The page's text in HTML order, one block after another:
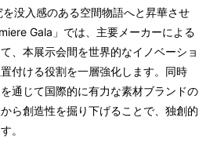
没入感のある空間物語へと昇華させ
Gala」では、主要メーカーによる
、本展示会間を世界的なイノベーショ
付ける役割を一層強化します。同時
通じて国際的に有力な素材ブランドの
ら創造性を掘り下げることで、独創的
。